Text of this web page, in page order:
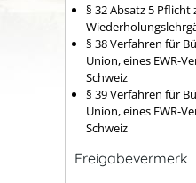
§ 32 Absatz 5 Pflicht
§ 38 Verfahren für
Union, eines EWR-
Schweiz
§ 39 Verfahren für
Union, eines EWR-
Schweiz
Freigabevermerk